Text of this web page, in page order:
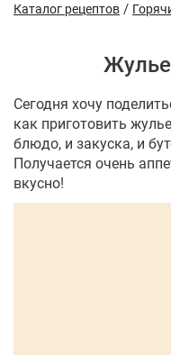
Каталог рецептов /
Сегодня хочу
как приготовить
блюдо, и закуска, и
Получается очень
вкусно!